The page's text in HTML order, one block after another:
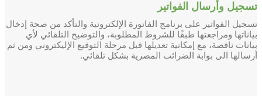
تسجيل وأرسال الفواتير
تسجيل الفواتير على برنامج الفاتورة الإلكترونية والتأكد من صحة إدخال
بياناتها ومراجعتها طبقًا للشروط المطلوبة، والتوضيح التلقائي لأي
بيانات ناقصة، مع إمكانية تعديلها قبل مرحلة التوقيع الإليكتروني ومن ثم
أرسالها الى بوابة الضرائب المصرية بشكل تلقائي.